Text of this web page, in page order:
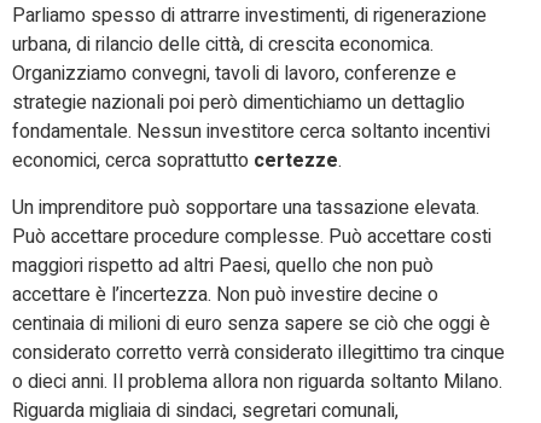
Parliamo spesso di attrarre investimenti, di rigenerazione
urbana, di rilancio delle città, di crescita economica.
Organizziamo convegni, tavoli di lavoro, conferenze e
strategie nazionali poi però dimentichiamo un dettaglio
fondamentale. Nessun investitore cerca soltanto incentivi
economici, cerca soprattutto certezze.
Un imprenditore può sopportare una tassazione elevata.
Può accettare procedure complesse. Può accettare costi
maggiori rispetto ad altri Paesi, quello che non può
accettare è l’incertezza. Non può investire decine o
centinaia di milioni di euro senza sapere se ciò che oggi è
considerato corretto verrà considerato illegittimo tra cinque
o dieci anni. Il problema allora non riguarda soltanto Milano.
Riguarda migliaia di sindaci, segretari comunali,